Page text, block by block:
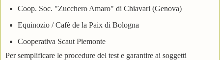
Coop. Soc. "Zucchero Amaro" di Chiavari (Genova)
Equinozio / Cafè de la Paix di Bologna
Cooperativa Scaut Piemonte
Per semplificare le procedure del test e garantire ai soggetti